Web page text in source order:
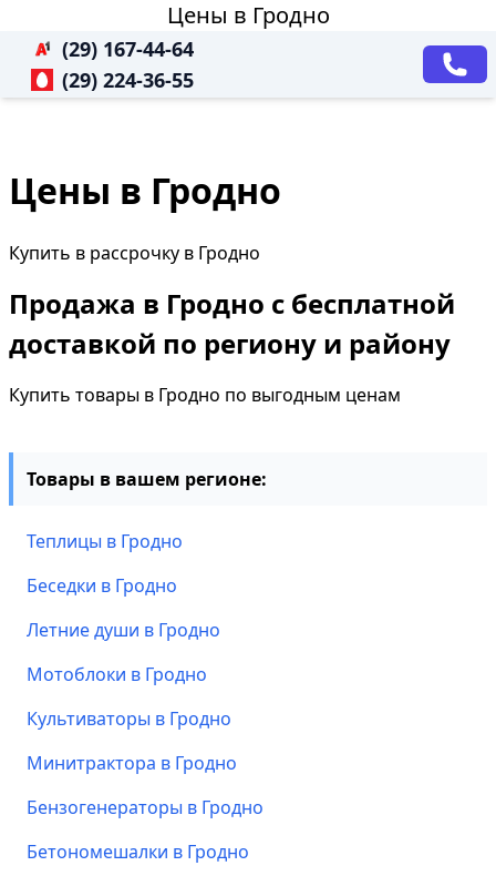
Цены в Гродно
(29) 167-44-64
(29) 224-36-55
Цены в Гродно
Купить в рассрочку в Гродно
Продажа в Гродно с бесплатной
доставкой по региону и району
Купить товары в Гродно по выгодным ценам
Товары в вашем регионе:
Теплицы в Гродно
Беседки в Гродно
Летние души в Гродно
Мотоблоки в Гродно
Культиваторы в Гродно
Минитрактора в Гродно
Бензогенераторы в Гродно
Бетономешалки в Гродно